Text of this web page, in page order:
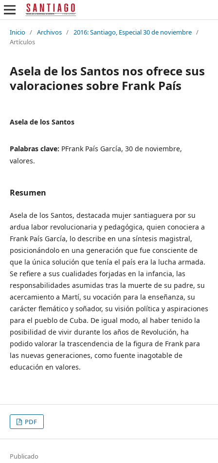
Inicio / Archivos / 2016: Santiago, Especial 30 de noviembre /
Artículos
Asela de los Santos nos ofrece sus
valoraciones sobre Frank País
Asela de los Santos
Palabras clave: PFrank País García, 30 de noviembre,
valores.
Resumen
Asela de los Santos, destacada mujer santiaguera por su
ardua labor revolucionaria y pedagógica, quien conociera a
Frank País García, lo describe en una síntesis magistral,
posicionándolo en una generación que fue consciente de
que la única solución que tenía el país era la lucha armada.
Se refiere a sus cualidades forjadas en la infancia, las
responsabilidades asumidas tras la muerte de su padre, su
acercamiento a Martí, su vocación para la enseñanza, su
carácter flemático y soñador, su visión política y aspiraciones
para el pueblo de Cuba. De igual modo, al haber tenido la
posibilidad de vivir durante los años de Revolución, ha
podido valorar la trascendencia de la figura de Frank para
las nuevas generaciones, como fuente inagotable de
educación en valores.
PDF
Publicado